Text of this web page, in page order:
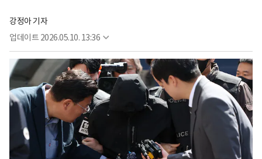
강정아 기자
업데이트 2026.05.10. 13:36